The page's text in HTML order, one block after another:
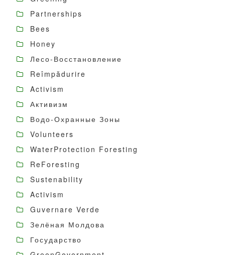
Partnerships
Bees
Honey
Лесо-Восстановление
Reîmpădurire
Activism
Активизм
Водо-Охранные Зоны
Volunteers
WaterProtection Foresting
ReForesting
Sustenability
Activism
Guvernare Verde
Зелёная Молдова
Государство